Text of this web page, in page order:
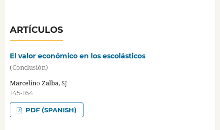
ARTÍCULOS
El valor económico en los escolásticos
(Conclusión)
Marcelino Zalba, SJ
145-164
PDF (SPANISH)